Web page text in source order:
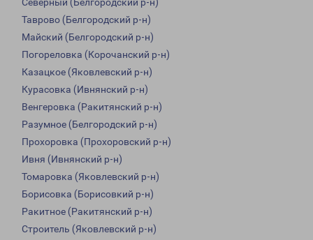
Северный (Белгородский р-н)
Таврово (Белгородский р-н)
Майский (Белгородский р-н)
Погореловка (Корочанский р-н)
Казацкое (Яковлевский р-н)
Курасовка (Ивнянский р-н)
Венгеровка (Ракитянский р-н)
Разумное (Белгородский р-н)
Прохоровка (Прохоровский р-н)
Ивня (Ивнянский р-н)
Томаровка (Яковлевский р-н)
Борисовка (Борисовкий р-н)
Ракитное (Ракитянский р-н)
Строитель (Яковлевский р-н)